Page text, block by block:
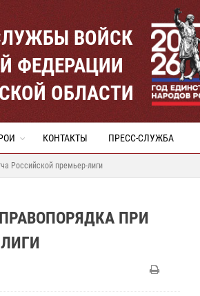
ВОЙСК
ФЕДЕРАЦИИ
ОБЛАСТИ
КОНТАКТЫ ПРЕСС-СЛУЖБА
Российской премьер-лиги
ПРИ